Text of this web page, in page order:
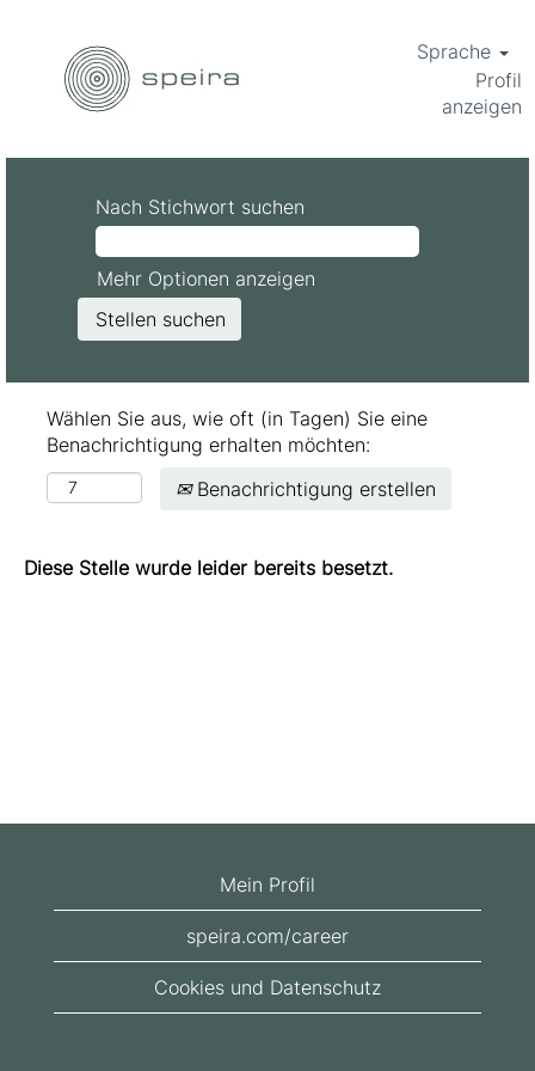
Sprache
Profil
anzeigen
Nach Stichwort suchen
Mehr Optionen anzeigen
Wählen Sie aus, wie oft (in Tagen) Sie eine
Benachrichtigung erhalten möchten:
Benachrichtigung erstellen
Diese Stelle wurde leider bereits besetzt.
Mein Profil
speira.com/career
Cookies und Datenschutz